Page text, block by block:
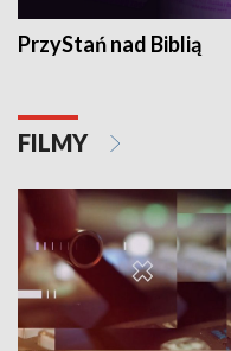
PrzyStań nad Biblią
FILMY